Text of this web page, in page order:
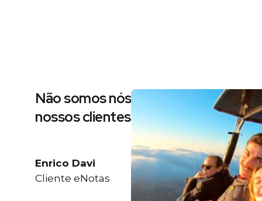
Não somos nós dizendo, são
nossos clientes
Enrico Davi
Cliente eNotas